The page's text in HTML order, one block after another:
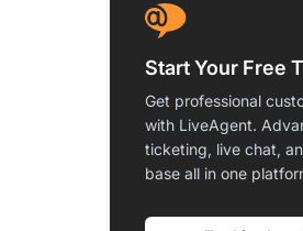
Start Your Free
Get professional
with LiveAgent.
ticketing, live chat,
base all in one